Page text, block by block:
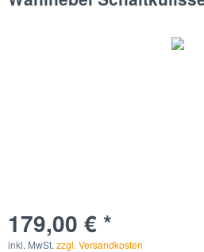
179,00 € *
inkl. MwSt. zzgl. Versandkosten